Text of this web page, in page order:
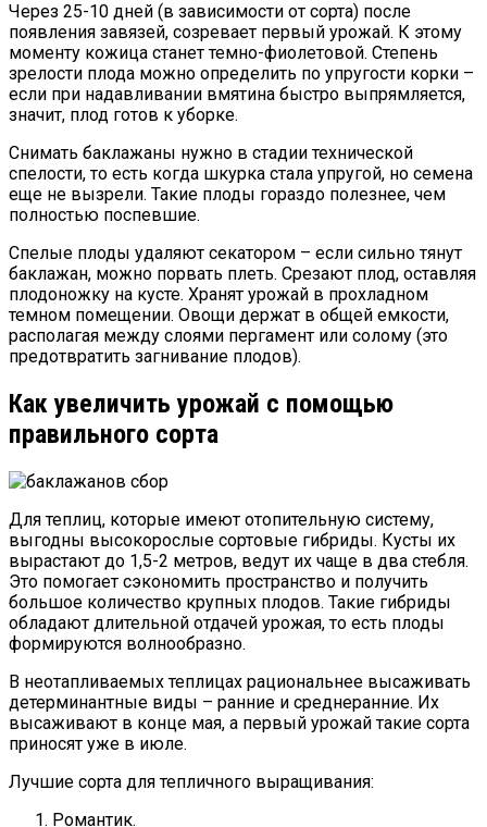
Через 25-10 дней (в зависимости от сорта) после
появления завязей, созревает первый урожай. К этому
моменту кожица станет темно-фиолетовой. Степень
зрелости плода можно определить по упругости корки –
если при надавливании вмятина быстро выпрямляется,
значит, плод готов к уборке.
Снимать баклажаны нужно в стадии технической
спелости, то есть когда шкурка стала упругой, но семена
еще не вызрели. Такие плоды гораздо полезнее, чем
полностью поспевшие.
Спелые плоды удаляют секатором – если сильно тянут
баклажан, можно порвать плеть. Срезают плод, оставляя
плодоножку на кусте. Хранят урожай в прохладном
темном помещении. Овощи держат в общей емкости,
располагая между слоями пергамент или солому (это
предотвратить загнивание плодов).
Как увеличить урожай с помощью
правильного сорта
Для теплиц, которые имеют отопительную систему,
выгодны высокорослые сортовые гибриды. Кусты их
вырастают до 1,5-2 метров, ведут их чаще в два стебля.
Это помогает сэкономить пространство и получить
большое количество крупных плодов. Такие гибриды
обладают длительной отдачей урожая, то есть плоды
формируются волнообразно.
В неотапливаемых теплицах рациональнее высаживать
детерминантные виды – ранние и среднеранние. Их
высаживают в конце мая, а первый урожай такие сорта
приносят уже в июле.
Лучшие сорта для тепличного выращивания:
Романтик.